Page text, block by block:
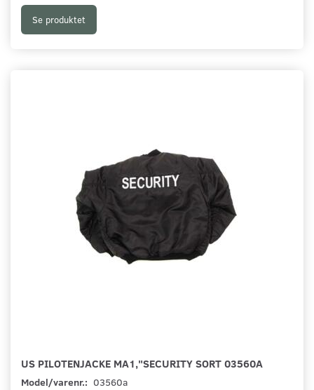
Se produktet
US PILOTENJACKE MA1,"SECURITY SORT 03560A
Model/varenr.: 03560a